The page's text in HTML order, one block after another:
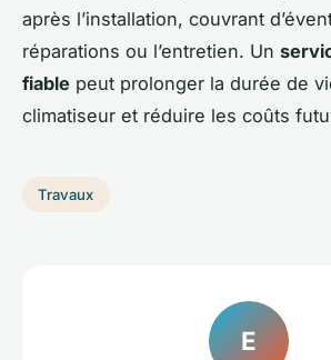
après l’installation, couvrant
réparations ou l’entretien. Un
fiable peut prolonger la durée de
climatiseur et réduire les coûts
Travaux
E